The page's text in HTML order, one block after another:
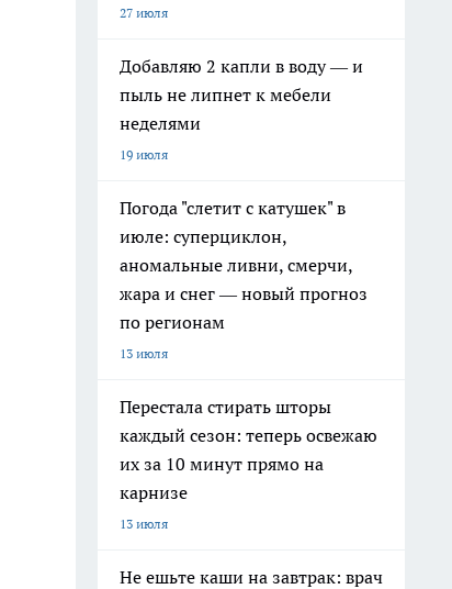
27 июля
Добавляю 2 капли в воду — и
пыль не липнет к мебели
неделями
19 июля
Погода "слетит с катушек" в
июле: суперциклон,
аномальные ливни, смерчи,
жара и снег — новый прогноз
по регионам
13 июля
Перестала стирать шторы
каждый сезон: теперь освежаю
их за 10 минут прямо на
карнизе
13 июля
Не ешьте каши на завтрак: врач